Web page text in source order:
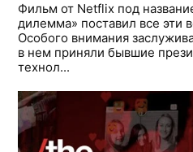
Фильм от Netflix под
дилемма» поставил все эти
Особого внимания
в нем приняли бывшие
технол...